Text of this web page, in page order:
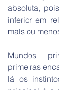
absoluta,
inferior em
mais ou
Mundos
primeiras
lá os